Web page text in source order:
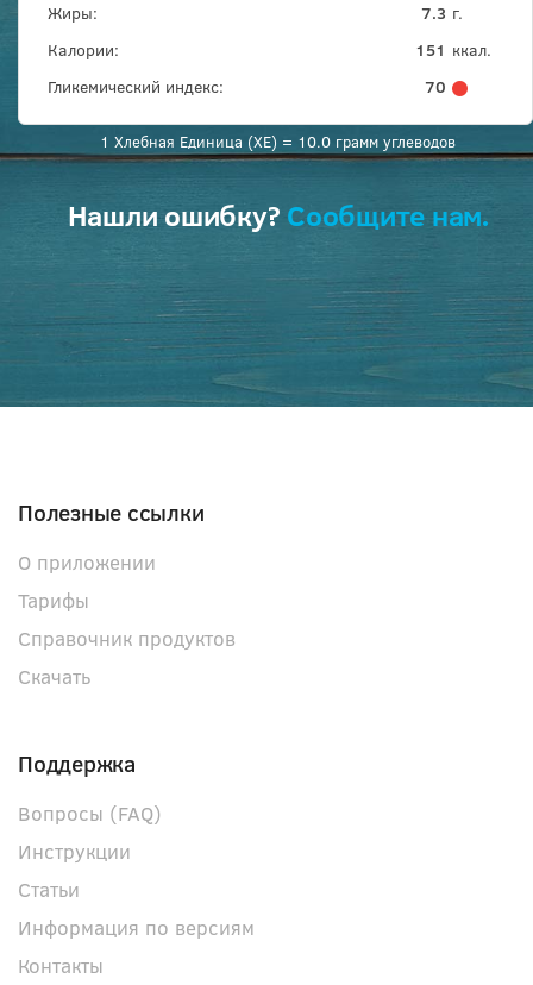
Жиры:
г.
7.3
Калории:
ккал.
151
Гликемический индекс:
70
1 Хлебная Единица (ХЕ) = 10.0 грамм углеводов
Нашли ошибку?Сообщите нам.
Полезные ссылки
О приложении
Тарифы
Справочник продуктов
Скачать
Поддержка
Вопросы (FAQ)
Инструкции
Статьи
Информация по версиям
Контакты